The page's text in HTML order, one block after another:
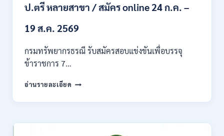
ของ
/
เดือน
18150
ONLINE
สิงหาคม
ป.ตรี หลายสาขา / สมัคร online 24 ก.ค. –
19 ส.ค. 2569
กรมทรัพยากรธรณี รับสมัครสอบแข่งขันเพื่อบรรจุ
ข้าราชการ 7…
อ่านรายละเอียด กรม
เปิด
สมัคร